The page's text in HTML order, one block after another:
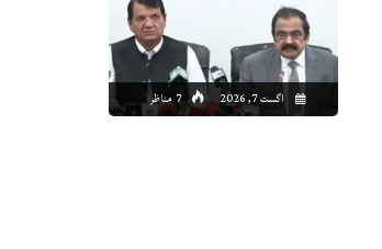
اگست 7, 2026 7 مناظر